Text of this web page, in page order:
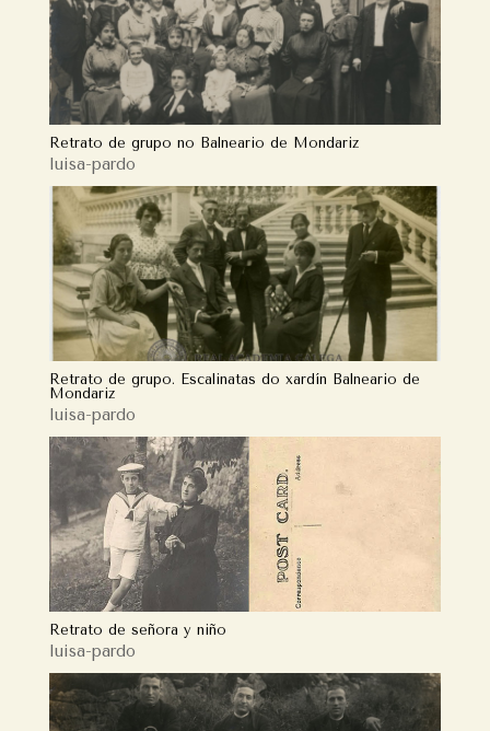
Retrato de grupo no Balneario de Mondariz
luisa-pardo
Retrato de grupo. Escalinatas do xardín Balneario de
Mondariz
luisa-pardo
Retrato de señora y niño
luisa-pardo